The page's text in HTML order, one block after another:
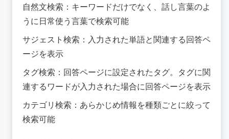
自然文検索：キーワードだけでなく、話し言葉のよ
うに日常使う言葉で検索可能
サジェスト検索：入力された単語と関連する回答ペ
ージを表示
タグ検索：回答ページに設定されたタグ。タグに関
連するワードが入力された場合に回答ページを表示
カテゴリ検索：あらかじめ情報を種類ごとに絞って
検索可能